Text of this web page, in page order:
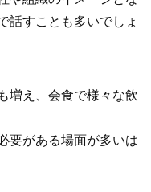
話すことも多いでしょ
増え、会食で様々な飲
要がある場面が多いは